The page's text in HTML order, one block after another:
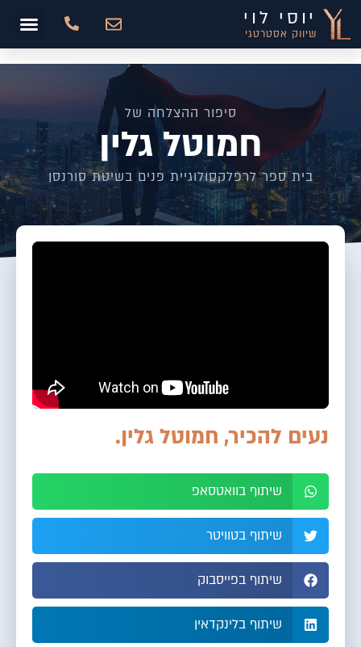
יוסי לוי
שיווק אסטרטגי
סיפור ההצלחה של
חמוטל גלין
בית ספר לרפלקסולוגיית פנים בשיטת סורנסן
נעים להכיר, חמוטל גלין.
שיתוף בוואטסאפ
שיתוף בטוויטר
שיתוף בפייסבוק
שיתוף בלינקדאין